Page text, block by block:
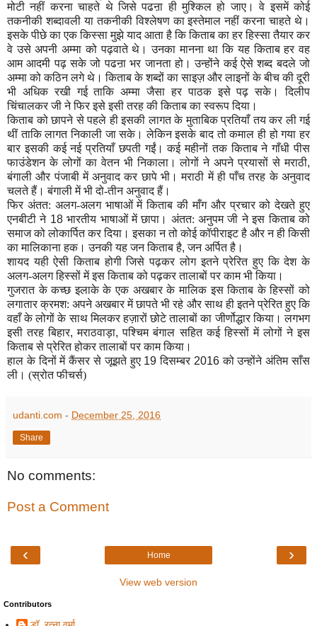
मोटी नहीं करना चाहते थे जिसे पढऩा ही मुश्किल हो जाए। वे इसमें कोई
तकनीकी शब्दावली या तकनीकी विश्लेषण का इस्तेमाल नहीं करना चाहते थे।
इसके पीछे का एक किस्सा मुझे याद आता है कि किताब का हर हिस्सा तैयार कर
वे उसे अपनी अम्मा को पढ़वाते थे। उनका मानना था कि यह किताब हर वह
आम आदमी पढ़ सके जो पढऩा भर जानता हो। उन्होंने कई ऐसे शब्द बदले जो
अम्मा को कठिन लगे थे। किताब के शब्दों का साइज़ और लाइनों के बीच की दूरी
भी अधिक रखी गई ताकि अम्मा जैसा हर पाठक इसे पढ़ सके। दिलीप
चिंचालकर जी ने फिर इसे इसी तरह की किताब का स्वरूप दिया।
किताब को छापने से पहले ही इसकी लागत के मुताबिक प्रतियाँ तय कर ली गई
थीं ताकि लागत निकाली जा सके। लेकिन इसके बाद तो कमाल ही हो गया हर
बार इसकी कई नई प्रतियाँ छपती गईं। कई महीनों तक किताब ने गाँधी पीस
फाउंडेशन के लोगों का वेतन भी निकाला। लोगों ने अपने प्रयासों से मराठी,
बंगाली और पंजाबी में अनुवाद कर छापे भी। मराठी में ही पाँच तरह के अनुवाद
चलते हैं। बंगाली में भी दो-तीन अनुवाद हैं।
फिर अंतत: अलग-अलग भाषाओं में किताब की माँग और प्रचार को देखते हुए
एनबीटी ने 18भारतीय भाषाओं में छापा। अंतत: अनुपम जी ने इस किताब को
समाज को लोकार्पित कर दिया। इसका न तो कोई कॉपीराइट है और न ही किसी
का मालिकाना हक। उनकी यह जन किताब है,जन अर्पित है।
शायद यही ऐसी किताब होगी जिसे पढ़कर लोग इतने प्रेरित हुए कि देश के
अलग-अलग हिस्सों में इस किताब को पढ़कर तालाबों पर काम भी किया।
गुजरात के कच्छ इलाके के एक अखबार के मालिक इस किताब के हिस्सों को
लगातार क्रमश: अपने अखबार में छापते भी रहे और साथ ही इतने प्रेरित हुए कि
वहाँ के लोगों के साथ मिलकर हज़ारों छोटे तालाबों का जीर्णोद्धार किया। लगभग
इसी तरह बिहार,मराठवाड़ा,पश्चिम बंगाल सहित कई हिस्सों में लोगों ने इस
किताब से प्रेरित होकर तालाबों पर काम किया।
हाल के दिनों में कैंसर से जूझते हुए 19दिसम्बर 2016को उन्होंने अंतिम साँस
ली। (स्रोत फीचर्स)
udanti.com - December 25, 2016
Share
No comments:
Post a Comment
‹ ›
Home
View web version
Contributors